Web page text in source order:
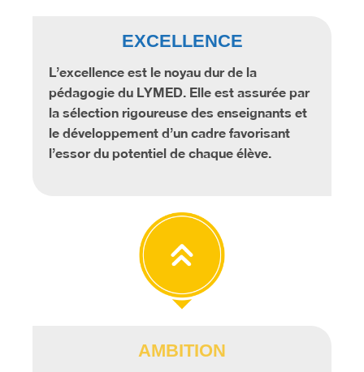
EXCELLENCE
L’excellence est le noyau dur de la
pédagogie du LYMED. Elle est assurée par
la sélection rigoureuse des enseignants et
le développement d’un cadre favorisant
l’essor du potentiel de chaque élève.
AMBITION